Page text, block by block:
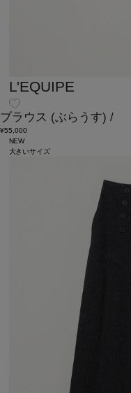
L'EQUIPE
ブラウス (ぶらうす) /
¥55,000
NEW
大きいサイズ